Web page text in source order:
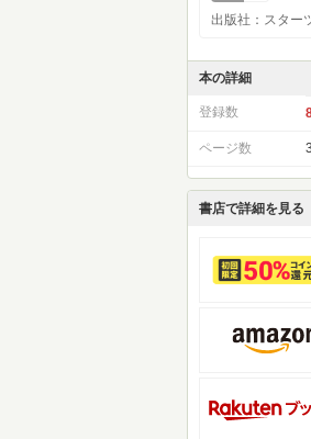
出版社：スター
本の詳細
登録数
ページ数
書店で詳細を見る